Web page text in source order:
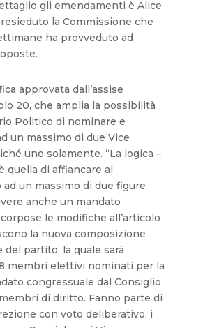
gli emendamenti è Alice
la Commissione che
ha provveduto ad
approvata dall’assise
20, che amplia la possibilità
Politico di nominare e
un massimo di due Vice
uno solamente. “La logica –
quella di affiancare al
un massimo di due figure
anche un mandato
le modifiche all’articolo
la nuova composizione
del partito, la quale sarà
membri elettivi nominati per la
congressuale dal Consiglio
di diritto. Fanno parte di
con voto deliberativo, i